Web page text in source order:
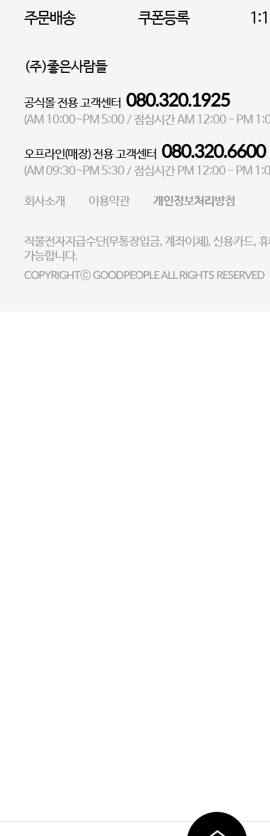
주문배송 쿠폰등록
(주)좋은사람들
대표 이성현,박영환| 개인정보관리책임자 김상현
통신판매업 신고번호 2023-서울마포-3931호
사업자등록번호 105-81-58242
FAX 02-6380-5020
사업자정보확인
이니시스 에스크로 서비스확
공식몰 전용 고객센터 080.320.1925
(AM 10:00~PM 5:00 / 점심시간AM 12:00 - PM
오프라인(매장) 전용 고객센터 080.320.6600
(AM 09:30~PM 5:30 / 점심시간 PM 12:00 - PM
회사소개 이용약관 개인정보처리방침
직불전자지급수단(무통장입금, 계좌이체), 신용카드,
가능합니다.
COPYRIGHTⒸ GOODPEOPLE ALL RIGHTS RESERVED